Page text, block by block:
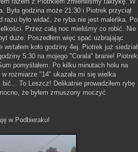
Była godzina może 21:30 i Piotrek przyciął
razu było widać, że ryba nie jest maleńka. Po
Przez całą noc mieliśmy co robić. Nie
duże. Poszedłem więc spać uzbrajając
koło godziny 4ej. Piotrek już siedział
5:30 na mojego "Corala" branie! Piotrek
pomyślałem. Po kilku minutach holu na
rozmiarze "14" ukazała mi się wielka
To Leszcz! Delikatnie prowadziłem rybę
że byłem zmuszony moczyć
w Podbieraku!